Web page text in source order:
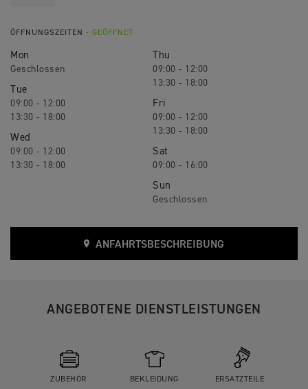
ÖFFNUNGSZEITEN - GEÖFFNET
Mon
Geschlossen
Tue
09:00 - 12:00
13:30 - 18:00
Wed
09:00 - 12:00
13:30 - 18:00
Thu
09:00 - 12:00
13:30 - 18:00
Fri
09:00 - 12:00
13:30 - 18:00
Sat
09:00 - 16:00
Sun
Geschlossen
ANFAHRTSBESCHREIBUNG
ANGEBOTENE DIENSTLEISTUNGEN
ZUBEHÖR BEKLEIDUNG ERSATZTEILE